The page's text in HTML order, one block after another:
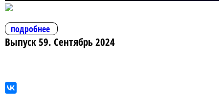
подробнее
Выпуск 59. Сентябрь 2024